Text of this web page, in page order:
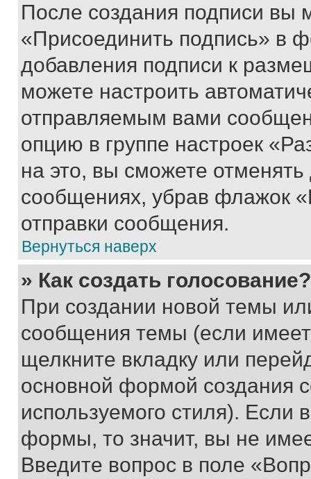
После создания подписи вы
«Присоединить подпись» в
добавления подписи к
можете настроить
отправляемым вами
опцию в группе настроек
на это, вы сможете
сообщениях, убрав флажок
отправки сообщения.
Вернуться наверх
» Как создать голосование?
При создании новой темы
сообщения темы (если
щелкните вкладку или
основной формой создания
используемого стиля). Если
формы, то значит, вы не
Введите вопрос в поле